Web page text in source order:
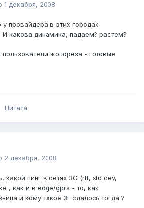
1 декабря, 2008
провайдера в этих городах
И какова динамика, падаем? растем?
пользователи жопореза - готовые
Цитата
2 декабря, 2008
какой пинг в сетях 3G (rtt, std dev,
, как и в edge/gprs - то, как
и кому такое 3г сдалось тогда ?